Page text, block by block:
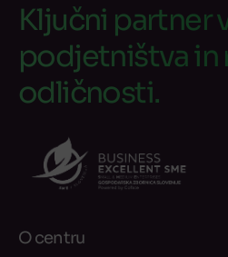
Ključni partner
podjetništva in
odličnosti.
O centru